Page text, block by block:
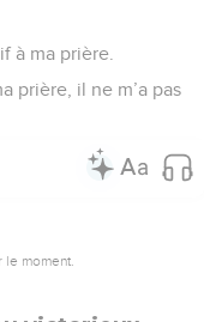
à ma prière.
prière, il ne m’a pas
moment.